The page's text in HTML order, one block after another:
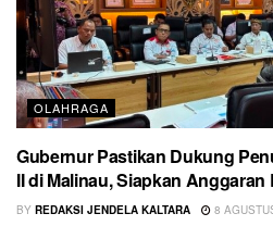
OLAHRAGA
Gubernur Pastikan Dukung
II di Malinau, Siapkan Anggaran
BY REDAKSI JENDELA KALTARA 8